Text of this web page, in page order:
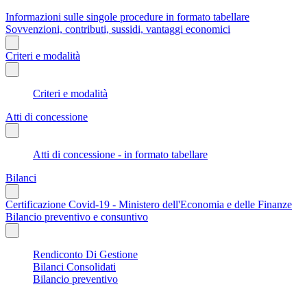
Informazioni sulle singole procedure in formato tabellare
Sovvenzioni, contributi, sussidi, vantaggi economici
Criteri e modalità
Criteri e modalità
Atti di concessione
Atti di concessione - in formato tabellare
Bilanci
Certificazione Covid-19 - Ministero dell'Economia e delle Finanze
Bilancio preventivo e consuntivo
Rendiconto Di Gestione
Bilanci Consolidati
Bilancio preventivo